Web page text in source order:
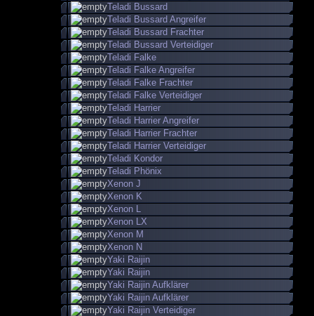
Teladi Bussard
Teladi Bussard Angreifer
Teladi Bussard Frachter
Teladi Bussard Verteidiger
Teladi Falke
Teladi Falke Angreifer
Teladi Falke Frachter
Teladi Falke Verteidiger
Teladi Harrier
Teladi Harrier Angreifer
Teladi Harrier Frachter
Teladi Harrier Verteidiger
Teladi Kondor
Teladi Phönix
Xenon J
Xenon K
Xenon L
Xenon LX
Xenon M
Xenon N
Yaki Raijin
Yaki Raijin
Yaki Raijin Aufklärer
Yaki Raijin Aufklärer
Yaki Raijin Verteidiger